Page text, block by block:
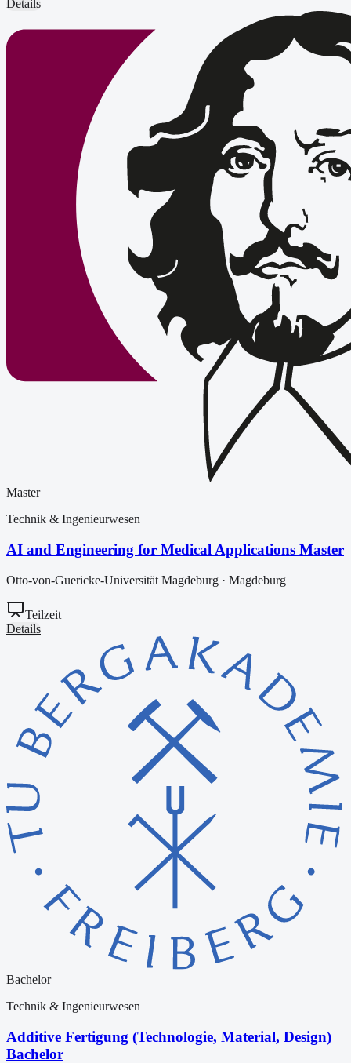
Details
Master
Technik & Ingenieurwesen
AI and Engineering for Medical Applications Master
Otto-von-Guericke-Universität Magdeburg · Magdeburg
Teilzeit
Details
Bachelor
Technik & Ingenieurwesen
Additive Fertigung (Technologie, Material, Design)
Bachelor